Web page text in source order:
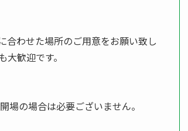
合わせた場所のご用意をお願い致し
歓迎です。
場の場合は必要ございません。